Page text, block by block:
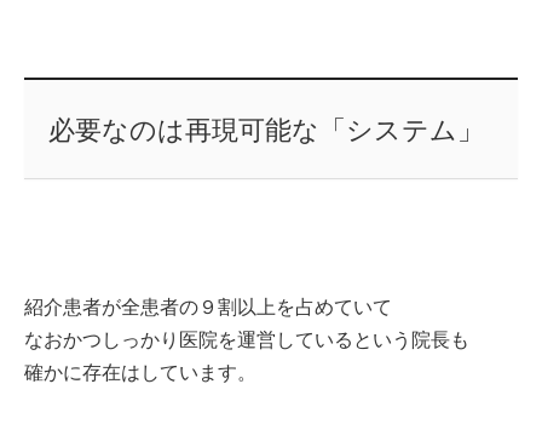
必要なのは再現可能な「システム」
紹介患者が全患者の９割以上を占めていて
なおかつしっかり医院を運営しているという院長も
確かに存在はしています。